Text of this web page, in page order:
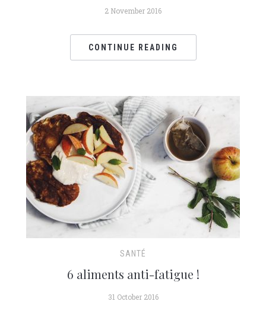
2 November 2016
CONTINUE READING
SANTÉ
6 aliments anti-fatigue !
31 October 2016